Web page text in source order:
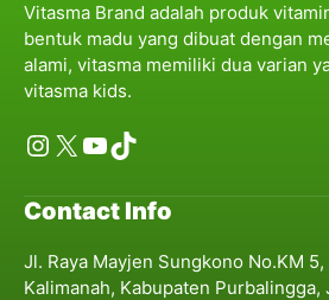
Vitasma Brand adalah produk
bentuk madu yang dibuat dengan
alami, vitasma memiliki dua varian
vitasma kids.
Instagram
X YouTube
TikTok
Contact Info
Jl. Raya Mayjen Sungkono No.KM 5,
Kalimanah, Kabupaten Purbalingga,